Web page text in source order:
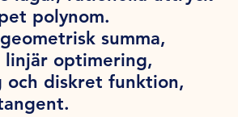
polynom.
summa,
linjär optimering,
och diskret funktion,